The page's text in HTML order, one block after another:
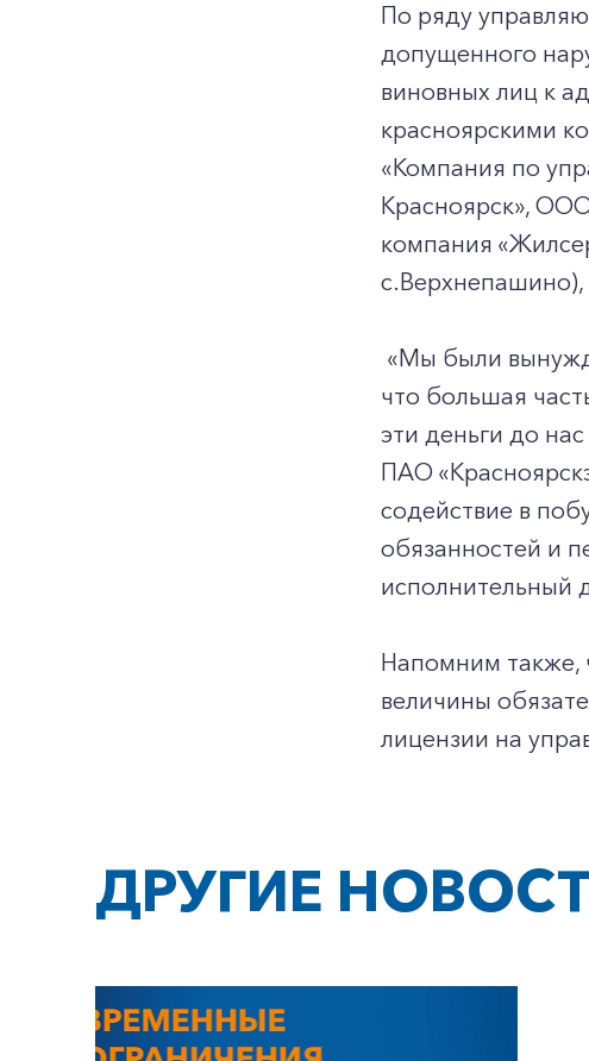
+7-
По ряду
допущенного
виновных лиц к
красноярскими
«Компания по
Красноярск»,
компания
«Мы были
что большая
эти деньги до
ПАО
содействие в
обязанностей и
исполнительный
Напомним также,
величины
лицензии на
ДРУГИЕ